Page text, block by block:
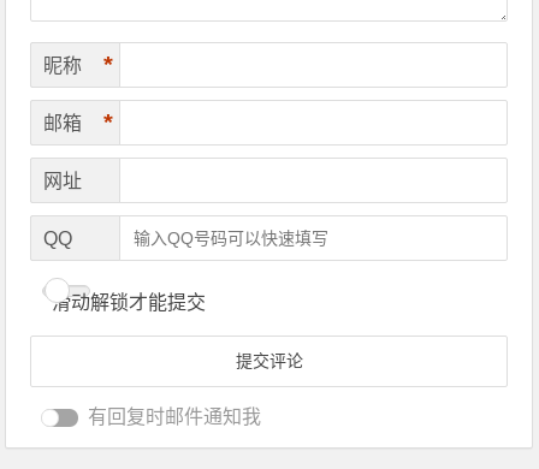
昵称 *
邮箱 *
网址
QQ
滑动解锁才能提交
有回复时邮件通知我